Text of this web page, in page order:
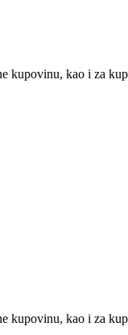
kupovinu, kao i za
kupovinu, kao i za